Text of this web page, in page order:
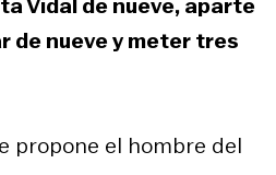
de nueve y meter tres
propone el hombre del